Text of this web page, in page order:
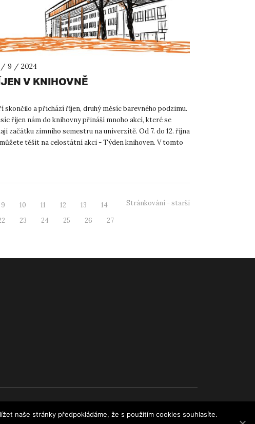
/ 9 / 2024
V KNIHOVNĚ
skončilo a přichází říjen, druhý měsíc barevného podzimu.
říjen nám do knihovny přináší mnoho akcí, které se
začátku zimního semestru na univerzitě. Od 7. do 12. října
těšit na celostátní akci - Týden knihoven. V tomto
9 10 11 12 13
14
23 24 25 26
27
Stránkování - starší
naše stránky předpokládáme, že s použitím cookies souhlasíte.